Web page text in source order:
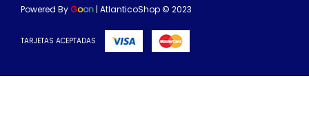
Powered By Goon | AtlanticoShop © 2023
TARJETAS ACEPTADAS